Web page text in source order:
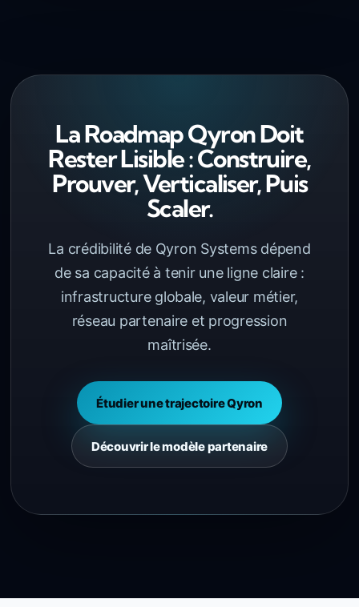
La Roadmap Qyron Doit
Rester Lisible : Construire,
Prouver, Verticaliser, Puis
Scaler.
La crédibilité de Qyron Systems dépend
de sa capacité à tenir une ligne claire :
infrastructure globale, valeur métier,
réseau partenaire et progression
maîtrisée.
Étudier une trajectoire Qyron
Découvrir le modèle partenaire